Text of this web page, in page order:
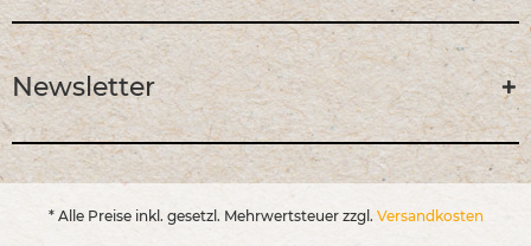
Newsletter
* Alle Preise inkl. gesetzl. Mehrwertsteuer zzgl. Versandkosten